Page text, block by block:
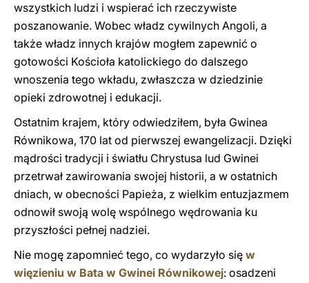
wszystkich ludzi i wspierać ich rzeczywiste
poszanowanie. Wobec władz cywilnych Angoli, a
także władz innych krajów mogłem zapewnić o
gotowości Kościoła katolickiego do dalszego
wnoszenia tego wkładu, zwłaszcza w dziedzinie
opieki zdrowotnej i edukacji.
Ostatnim krajem, który odwiedziłem, była Gwinea
Równikowa, 170 lat od pierwszej ewangelizacji. Dzięki
mądrości tradycji i światłu Chrystusa lud Gwinei
przetrwał zawirowania swojej historii, a w ostatnich
dniach, w obecności Papieża, z wielkim entuzjazmem
odnowił swoją wolę wspólnego wędrowania ku
przyszłości pełnej nadziei.
Nie mogę zapomnieć tego, co wydarzyło się w
więzieniu w Bata w Gwinei Równikowej: osadzeni